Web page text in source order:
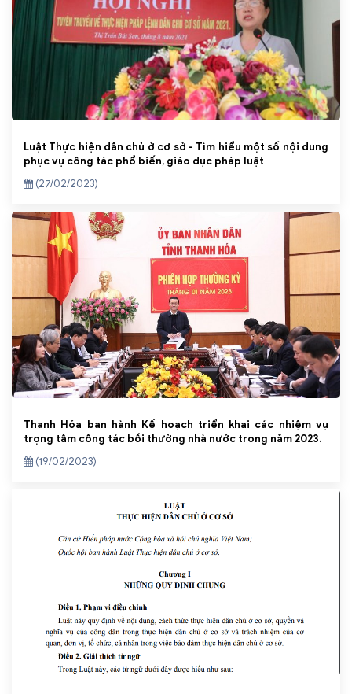
Luật Thực hiện dân chủ ở cơ sở - Tìm hiểu một số nội dung
phục vụ công tác phổ biến, giáo dục pháp luật
(27/02/2023)
Thanh Hóa ban hành Kế hoạch triển khai các nhiệm vụ
trọng tâm công tác bồi thường nhà nước trong năm 2023.
(19/02/2023)